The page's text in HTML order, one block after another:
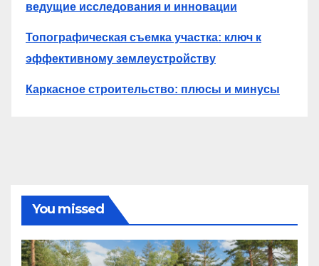
ведущие исследования и инновации
Топографическая съемка участка: ключ к
эффективному землеустройству
Каркасное строительство: плюсы и минусы
You missed